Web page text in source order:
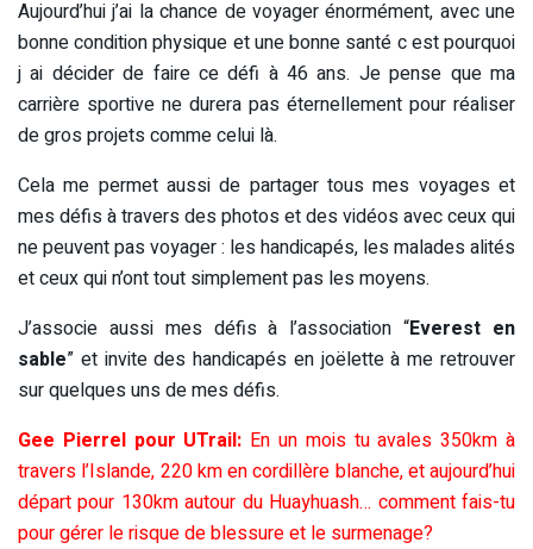
Aujourd’hui j’ai la chance de voyager énormément, avec une
bonne condition physique et une bonne santé c est pourquoi
j ai décider de faire ce défi à 46 ans. Je pense que ma
carrière sportive ne durera pas éternellement pour réaliser
de gros projets comme celui là.
Cela me permet aussi de partager tous mes voyages et
mes défis à travers des photos et des vidéos avec ceux qui
ne peuvent pas voyager : les handicapés, les malades alités
et ceux qui n’ont tout simplement pas les moyens.
J’associe aussi mes défis à l’association “Everest en
sable” et invite des handicapés en joëlette à me retrouver
sur quelques uns de mes défis.
Gee Pierrel pour UTrail: En un mois tu avales 350km à
travers l’Islande, 220 km en cordillère blanche, et aujourd’hui
départ pour 130km autour du Huayhuash… comment fais-tu
pour gérer le risque de blessure et le surmenage?